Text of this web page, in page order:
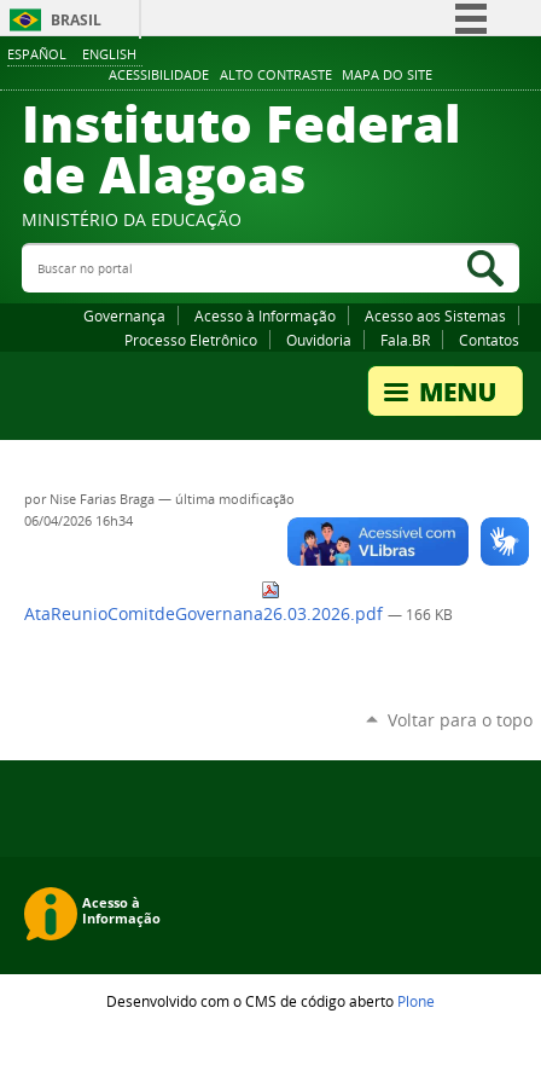
ESPAÑOL ENGLISH
ACESSIBILIDADE ALTO CONTRASTE MAPA DO SITE
BRASIL
Comunica BR
Participe
Canais
Instituto Federal
de Alagoas
MINISTÉRIO DA EDUCAÇÃO
Buscar no portal
Governança Acesso à Informação
Acesso aos Sistemas
Processo Eletrônico
Ouvidoria Fala.BR Contatos
por Nise Farias Braga — última modificação
06/04/2026 16h34
AtaReunioComitdeGovernana26.03.2026.pdf — 166 KB
Voltar para o topo
Desenvolvido com o CMS de código aberto Plone